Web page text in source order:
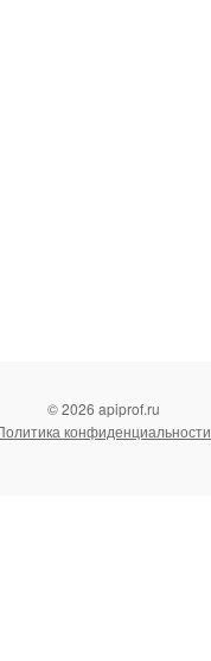
© 2026 apiprof.ru
конфиденциальности